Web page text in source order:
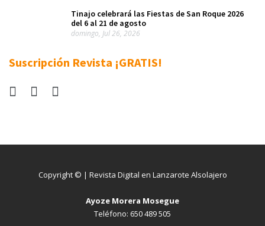
Tinajo celebrará las Fiestas de San Roque 2026
del 6 al 21 de agosto
domingo, Jul 26, 2026
Suscripción Revista ¡GRATIS!
Copyright © | Revista Digital en Lanzarote Alsolajero
Ayoze Morera Mosegue
Teléfono: 650 489 505